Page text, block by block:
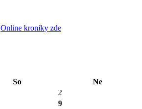
Online kroniky zde
So
Ne
2
9